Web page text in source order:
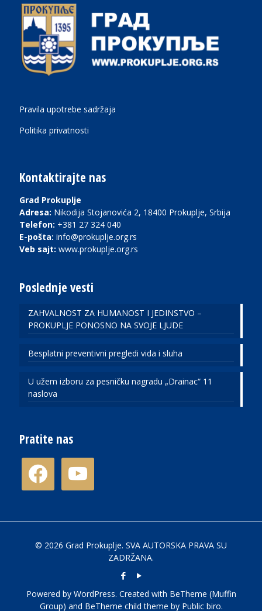
Pravila upotrebe sadržaja
Politika privatnosti
Kontaktirajte nas
Grad Prokuplje
Adresa: Nikodija Stojanovića 2, 18400 Prokuplje, Srbija
Telefon: +381 27 324 040
E-pošta: info@prokuplje.org.rs
Veb sajt: www.prokuplje.org.rs
Poslednje vesti
ZAHVALNOST ZA HUMANOST I JEDINSTVO –
PROKUPLJE PONOSNO NA SVOJE LJUDE
Besplatni preventivni pregledi vida i sluha
U užem izboru za pesničku nagradu „Drainac“ 11
naslova
Pratite nas
facebook
© 2026 Grad Prokuplje. SVA AUTORSKA PRAVA SU
ZADRŽANA.
Powered by WordPress. Created with BeTheme (Muffin
Group) and BeTheme child theme by Public biro.